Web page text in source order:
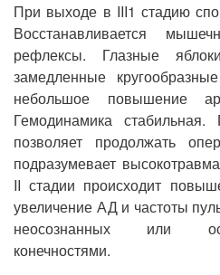
При выходе в III1 стадию
Восстанавливается
рефлексы. Глазные
замедленные
небольшое повышение
Гемодинамика
позволяет продолжать
подразумевает
II стадии происходит
увеличение АД и частоты
неосознанных или
конечностями.